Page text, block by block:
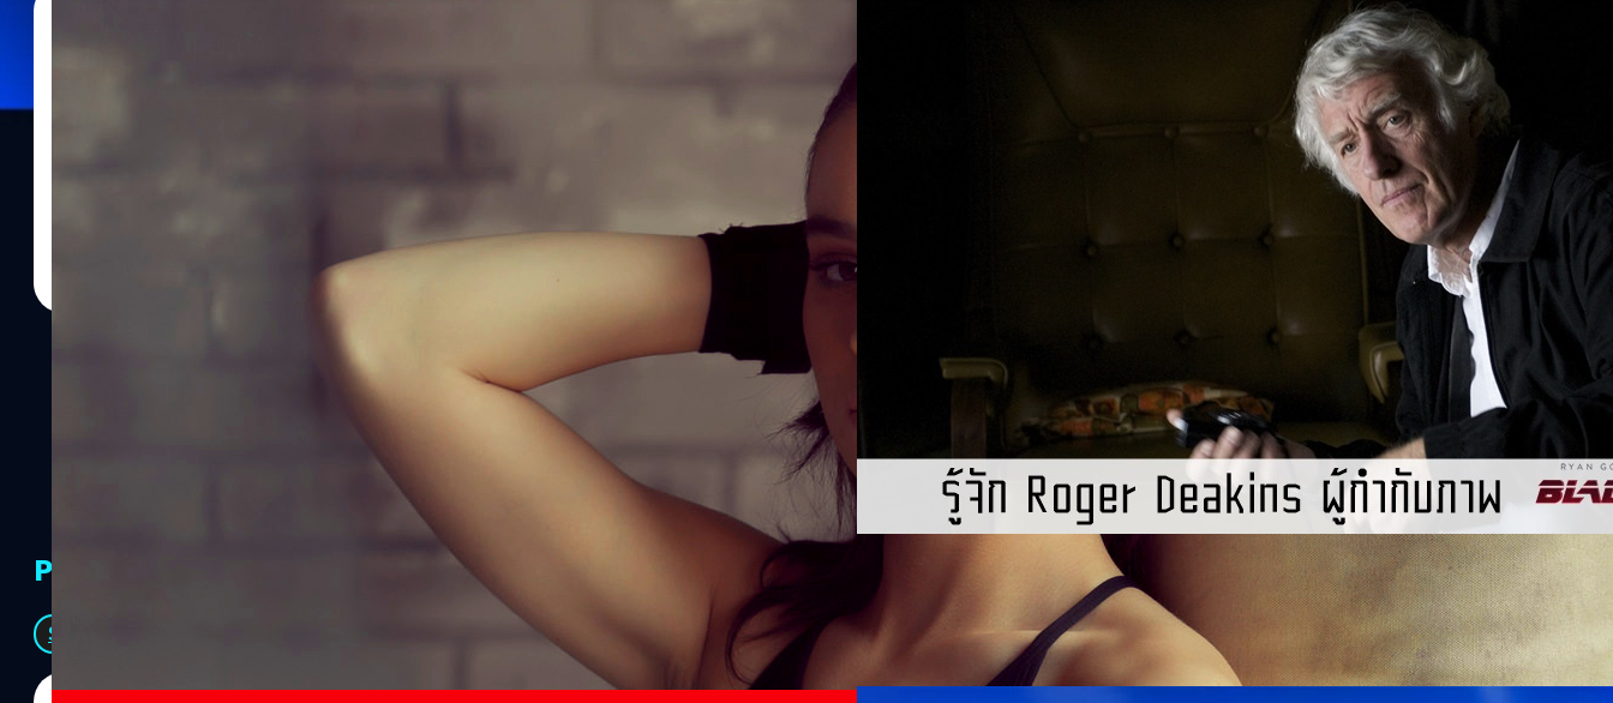
รู้จักกับ Hailee Steinfeld มือธนูสาวจากซีรีส์ ‘Hawkeye’
เรื่องราวกำลังเข้มข้นและใกล้จะถึงตอนจบเข้าไปทุกทีสำหรับ 'Hawkeye' ซีรีส์ฮีโรมือธนูที่มีศูนย์กลางอยู่ที่ค
ลินต์ บาร์ตันหรือฮอว์คอายแห่งทีมอเวนเจอร์สที่นำแสดงโดย เจเรมี เรนเนอร์ (Jeremy Renner) กับเคต
บิชอปที่ได้สาวสวยอย่าง เฮลีย์ สไตน์เฟลด์ (hailee steinfeld) ที่หลายคนอาจรู้สึกว่าคุ้น ๆ หน้ามาจากผลงาน
รู้จัก Roger Deakins ตากล้อง Blade Runner 2049 ผ่าน 13 ผลงานที่เคยชิง
#หลังเลนส์ ฉบับนี้ขอต้อนรับภาพยนตร์ไซไฟมาแรงแห่งยุคอย่าง Blade Runner 2049 ด้วยการพาทุกท่านไป
รู้จักกับ โรเจอร์ ดีกิ้นส์ สุดยอดผู้กำกับภาพแห่งยุคที่อกหักจากเวทีออสการ์มาถึง 13 ครั้ง โดยเราจะขอแยก
ตามผลงานของผู้กำกับเพื่อความสะดวกในการสรุปข้อมูล [su_spoiler title="ประวัติของโรเจอร์ ดีกิ้นส์ โดย
สังเขป" style="fancy" icon="chevron-circle"] ชื่อจริง Roger Alexander Deakins เกิดวันที่ 24 พฤษภาคม
1949 ที่ทอร์คีย์ (Torquay) เมืองเดวอง (Devon) ประเทศอังกฤษ คู่สมรส Isabella James Purefoy Ellis
สคริปต์ซูเปอร์ไวเซอร์ ของกองถ่าย เป็นสมาชิกทั้ง สมาคมผู้กำกับภาพอเมริกันและอังกฤษ (ASC., BSC.) ปี
2013 ได้รับรางวัลเชิดชูเกียรติผู้มีคุณูปการด้านภาพยนตร์ เนื่องในวโรกาศวันเฉลิมพระชนม์พรรษาสมเด็จราขิ
| 3231 days ago
PR Partners
See All